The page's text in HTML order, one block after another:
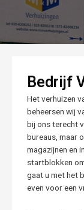
Bedrijf
Het verhuizen
beheersen wij
bij ons terecht
bureaus, maar
magazijnen en
startblokken
gaat u met het
even voor een